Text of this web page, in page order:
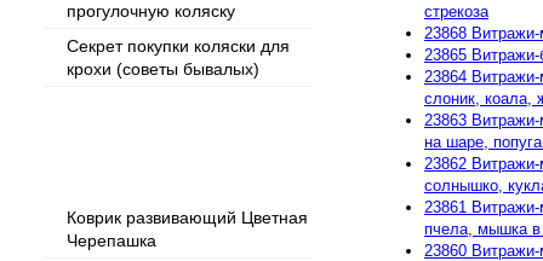
прогулочную коляску
Секрет покупки коляски для
крохи (советы бывалых)
Коврик развивающий Цветная
Черепашка
стрекоза
23868
23865
23864
слоник, коала,
23863
на шаре,
23862
солнышко,
23861
пчела, мышка
23860